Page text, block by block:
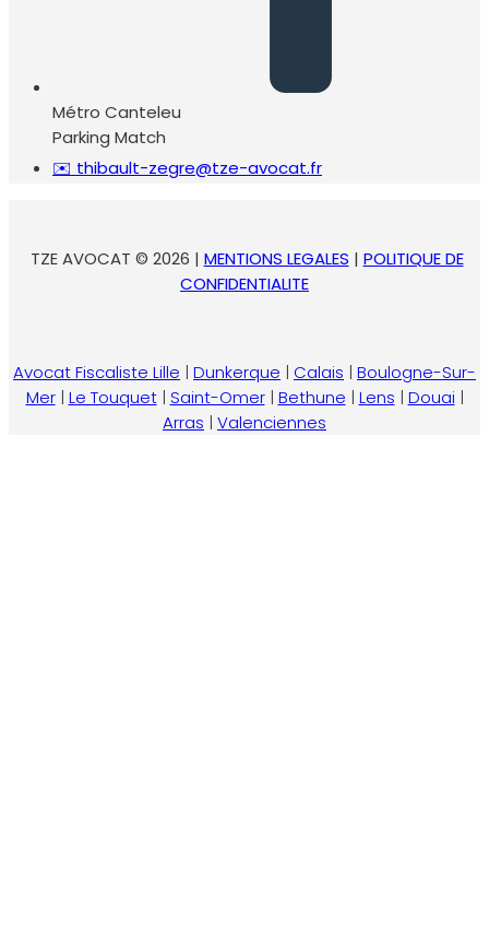
Métro Canteleu
Parking Match
✉️ thibault-zegre@tze-avocat.fr
TZE AVOCAT © 2026 | MENTIONS LEGALES | POLITIQUE DE
CONFIDENTIALITE
Avocat Fiscaliste Lille | Dunkerque | Calais | Boulogne-Sur-
Mer| Le Touquet| Saint-Omer| Bethune | Lens | Douai |
Arras | Valenciennes